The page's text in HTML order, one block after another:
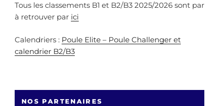
Tous les classements B1 et B2/B3 2025/2026 sont par
à retrouver par ici
Calendriers : Poule Elite – Poule Challenger et
calendrier B2/B3
NOS PARTENAIRES